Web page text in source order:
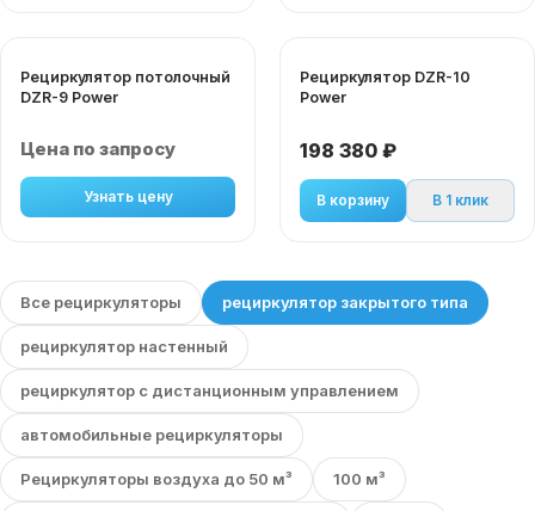
Рециркулятор потолочный
DZR-9 Power
Цена по запросу
Узнать цену
Рециркулятор DZR-10
Power
198 380 ₽
В корзину В 1 клик
Все рециркуляторы рециркулятор закрытого типа
рециркулятор настенный
рециркулятор с дистанционным управлением
автомобильные рециркуляторы
Рециркуляторы воздуха до 50 м³ 100 м³